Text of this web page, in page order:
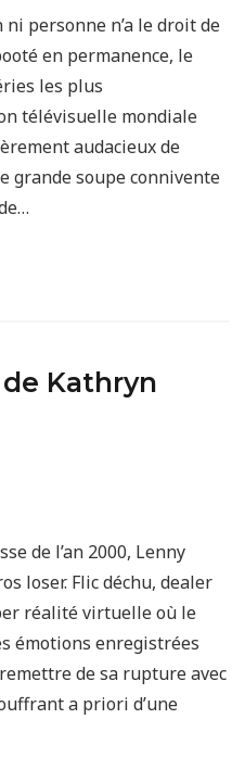
personne n’a le droit de
en permanence, le
les plus
télévisuelle mondiale
audacieux de
grande soupe connivente
de Kathryn
de l’an 2000, Lenny
loser. Flic déchu, dealer
réalité virtuelle où le
émotions enregistrées
de sa rupture avec
a priori d’une